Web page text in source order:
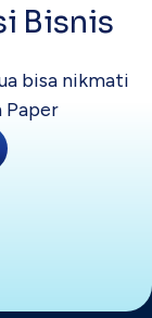
Bisnis
bisa nikmati
Paper